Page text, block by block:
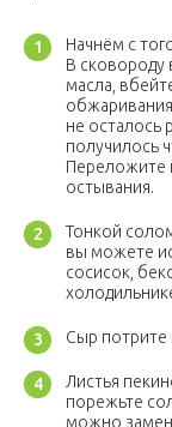
Начнём с
В сковороду
масла,
не осталось
получилось
Переложите
остывания.
Тонкой
вы можете
сосисок,
Сыр потрите
Листья
порежьте
можно